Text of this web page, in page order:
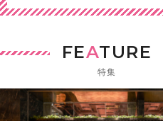
FEATURE
特集